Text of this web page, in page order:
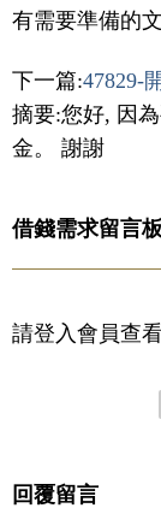
有需要準備的文
下一篇:47829-
摘要:您好, 因
金。 謝謝
借錢需求留言
請登入會員查
回覆留言